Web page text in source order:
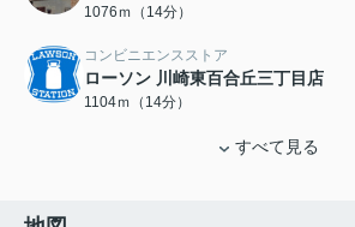
1076ｍ（14分）
コンビニエンスストア
ローソン 川崎東百合丘三丁目店
1104ｍ（14分）
すべて見る